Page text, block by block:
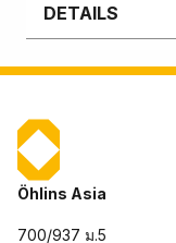
DETAILS
Öhlins Asia
700/937 ม.5